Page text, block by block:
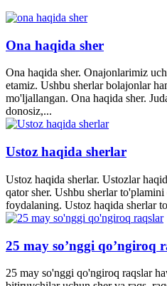
Ona haqida sher
Ona haqida sher. Onajonlarimiz
etamiz. Ushbu sherlar bolajonlar
mo'ljallangan. Ona haqida sher.
donosiz,...
Ustoz haqida sherlar
Ustoz haqida sherlar. Ustozlar
qator sher. Ushbu sherlar
foydalaning. Ustoz haqida sherlar
25 may so’nggi qo’ngiroq
25 may so'nggi qo'ngiroq raqslar